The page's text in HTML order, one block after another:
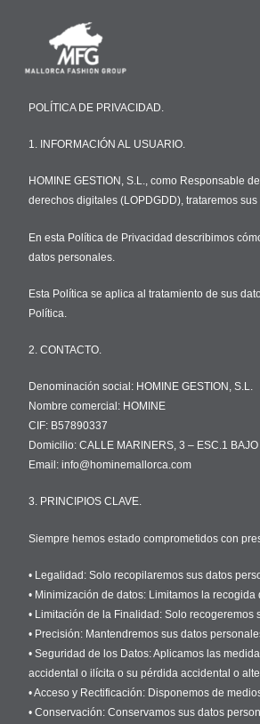
POLÍTICA DE PRIVACIDAD.
1. INFORMACIÓN AL USUARIO.
HOMINE GESTION, S.L., como Responsable
derechos digitales (LOPDGDD), trataremos
En esta Política de Privacidad describimos
datos personales.
Esta Política se aplica al tratamiento de sus
Política.
2. CONTACTO.
Denominación social: HOMINE GESTION, S.L.
Nombre comercial: HOMINE
CIF: B57890337
Domicilio: CALLE MARINERS, 3 – ESC.1
Email: info@hominemallorca.com
3. PRINCIPIOS CLAVE.
Siempre hemos estado comprometidos con
• Legalidad: Solo recopilaremos sus datos
• Minimización de datos: Limitamos la
• Limitación de la Finalidad: Solo
• Precisión: Mantendremos sus datos
• Seguridad de los Datos: Aplicamos las
accidental o ilícita o su pérdida accidental o
• Acceso y Rectificación: Disponemos de
• Conservación: Conservamos sus datos